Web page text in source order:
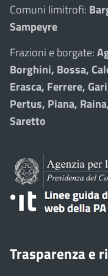
Comuni limitrofi:
Sampeyre
Frazioni e borgate:
Borghini, Bossa,
Erasca, Ferrere,
Pertus, Piana,
Saretto
Trasparenza e